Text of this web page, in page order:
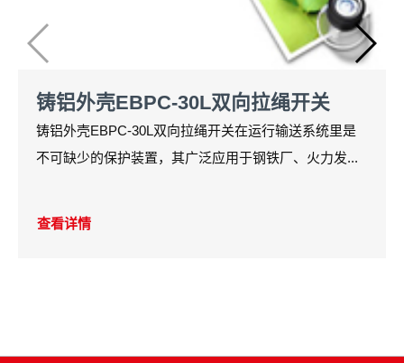
铸铝外壳EBPC-30L双向拉绳开关
铸铝外壳EBPC-30L双向拉绳开关在运行输送系统里是
不可缺少的保护装置，其广泛应用于钢铁厂、火力发...
查看详情